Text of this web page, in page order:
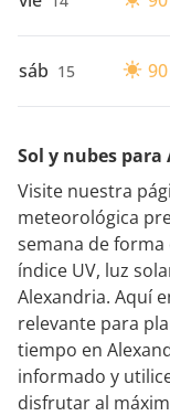
sáb 15 90
Sol y nubes
Visite nuestra
meteorológica
semana de
índice UV, luz
Alexandria. Aquí
relevante para
tiempo en
informado y
disfrutar al